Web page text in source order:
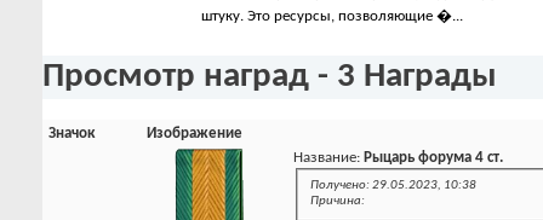
штуку. Это ресурсы, позволяющие �...
Просмотр наград - 3 Награды
Значок
Изображение
Название: Рыцарь форума 4 ст.
Получено: 29.05.2023, 10:38
Причина: